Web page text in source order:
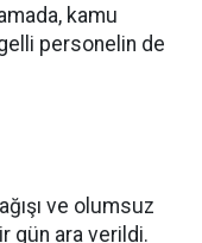
kamu
personelin de
ve olumsuz
gün ara verildi.